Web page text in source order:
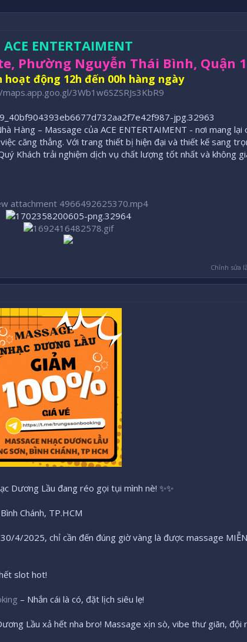
ACE ENTERTAIMENT
Phường Nguyễn Thái Bình, Quận 1
hoạt động 12h đến 00h hàng ngày
3Wb1w6SZSRJs3KbR9
Hàng – Massage của ACE ENTERTAIMENT - nơi mang lại
căng thẳng. Với trang thiết bị hiện đại và thiết kế sang
Khách trải nghiệm dịch vụ chất lượng tốt nhất và không
attachment 4966492625370.mp4
Chỉnh sửa
Dương Lầu đang réo gọi tụi mình nè! ✨✨
Chánh, TP.HCM
4/2025, chỉ cần đến đúng giờ vàng là được massage
slot hot!
– Nhắn cái là có, đặt lịch siêu lẹ!
Lầu xả hết nha bro! Massage xịn sò, vibe thư giãn, đội